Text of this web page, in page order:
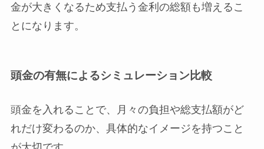
金が大きくなるため支払う金利の総額も増えるこ
とになります。
頭金の有無によるシミュレーション比較
頭金を入れることで、月々の負担や総支払額がど
れだけ変わるのか、具体的なイメージを持つこと